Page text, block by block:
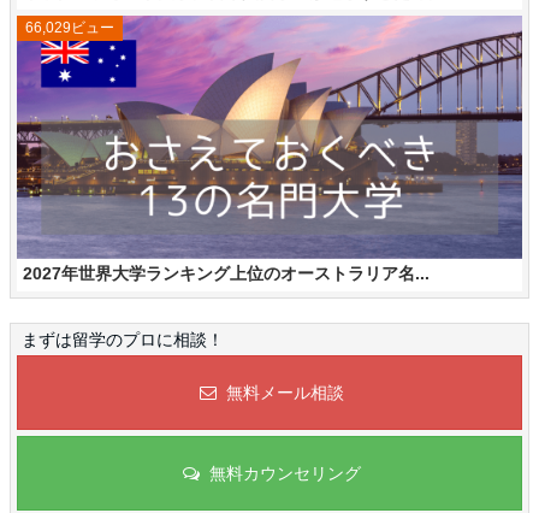
2027年世界大学ランキング上位のオーストラリア名...
66,029ビュー
まずは留学のプロに相談！
無料メール相談
無料カウンセリング